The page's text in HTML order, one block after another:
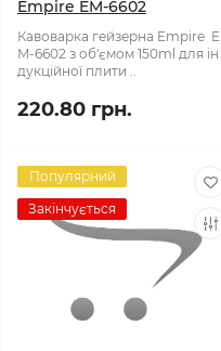
Empire EM-6602
Кавоварка гейзерна Empire E
M-6602 з об'ємом 150ml для ін
дукційної плити ..
220.80 грн.
Популярний
Закінчується